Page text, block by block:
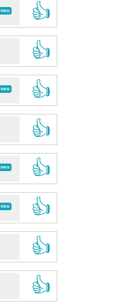
neu
👍
👍
neu
👍
👍
neu
👍
neu
👍
👍
👍